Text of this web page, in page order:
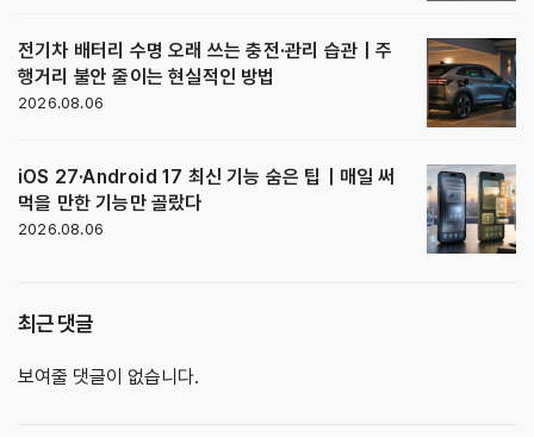
전기차 배터리 수명 오래 쓰는 충전·관리 습관｜주
행거리 불안 줄이는 현실적인 방법
2026.08.06
iOS 27·Android 17 최신 기능 숨은 팁｜매일 써
먹을 만한 기능만 골랐다
2026.08.06
최근 댓글
보여줄 댓글이 없습니다.